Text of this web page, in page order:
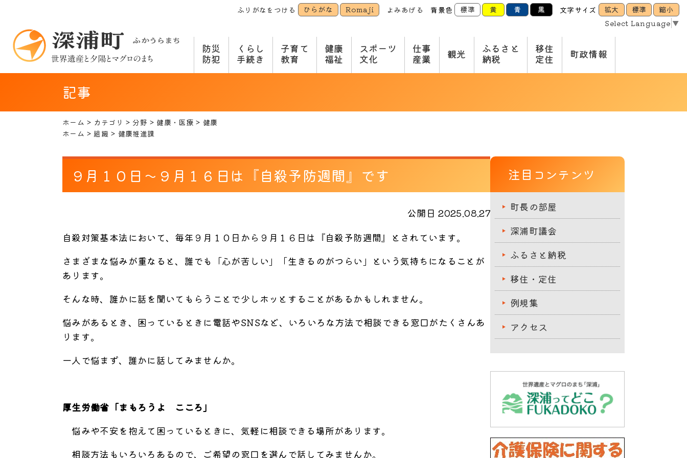
ふりがなをつける ひらがな Romaji よみあげる 背景色 標準 黄 青 黒 文字サイズ 拡大 標準
縮小
Select Language ▼
防災
防犯
くらし
手続き
子育て
教育
健康
福祉
スポーツ
文化
仕事
産業
観光
ふるさと
納税
移住
定住
町政情報
記事
ホーム カテゴリ 分野 健康・医療
健康
ホーム
組織 健康推進課
９月１０日～９月１６日は『自殺予防週間』です
公開日 2025.08.27
自殺対策基本法において、毎年９月１０日から９月１６日は『自殺予防週間』とされています。
さまざまな悩みが重なると、誰でも「心が苦しい」「生きるのがつらい」という気持ちになることが
あります。
そんな時、誰かに話を聞いてもらうことで少しホッとすることがあるかもしれません。
悩みがあるとき、困っているときに電話やSNSなど、いろいろな方法で相談できる窓口がたくさんあ
ります。
一人で悩まず、誰かに話してみませんか。
厚生労働省「まもろうよ こころ」
悩みや不安を抱えて困っているときに、気軽に相談できる場所があります。
相談方法もいろいろあるので、ご希望の窓口を選んで話してみませんか。
注目コンテンツ
町長の部屋
深浦町議会
ふるさと納税
移住・定住
例規集
アクセス